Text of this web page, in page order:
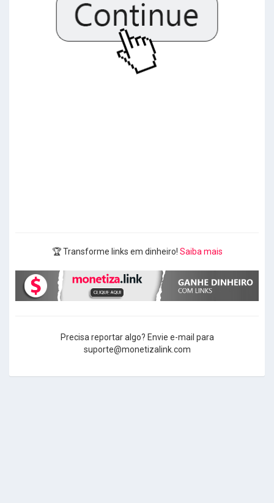
🏆 Transforme links em dinheiro! Saiba mais
Precisa reportar algo? Envie e-mail para
suporte@monetizalink.com